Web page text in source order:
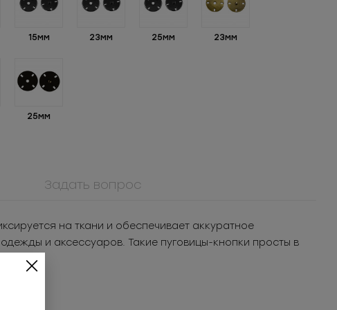
15мм 23мм 25мм 23мм
25мм
Задать вопрос
на ткани и обеспечивает аккуратное
и аксессуаров. Такие пуговицы-кнопки просты в